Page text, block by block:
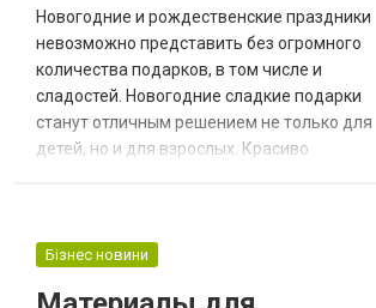
Новогодние и рождественские праздники
невозможно представить без огромного
количества подарков, в том числе и
сладостей. Новогодние сладкие подарки
станут отличным решением не только для
детей, но и для взрослых. Красиво
порадует каждого. Сладким подаркам
Бізнес новини